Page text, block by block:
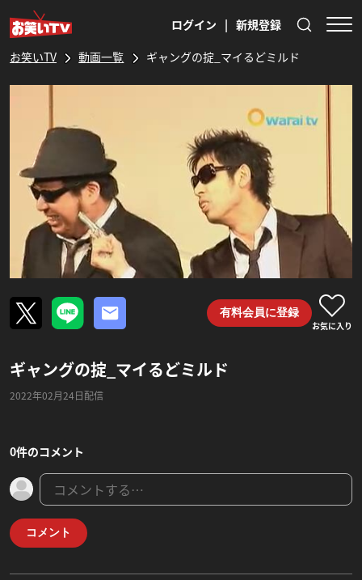
ログイン | 新規登録
お笑いTV 動画一覧 ギャングの掟_マイるどミルド
有料会員に登録
お気に入り
ギャングの掟_マイるどミルド
2022年02月24日配信
0件のコメント
コメント